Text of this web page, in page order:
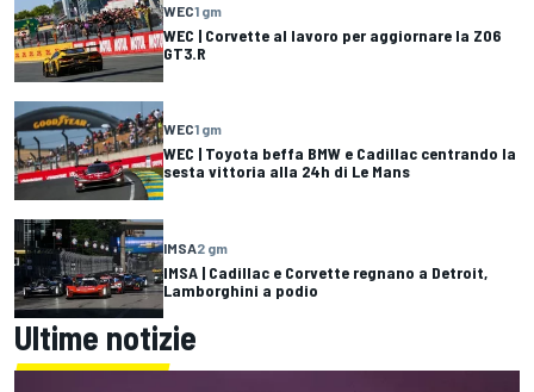
WEC1 gm
WEC | Corvette al lavoro per aggiornare la Z06
GT3.R
WEC1 gm
WEC | Toyota beffa BMW e Cadillac centrando la
sesta vittoria alla 24h di Le Mans
IMSA2 gm
IMSA | Cadillac e Corvette regnano a Detroit,
Lamborghini a podio
Ultime notizie